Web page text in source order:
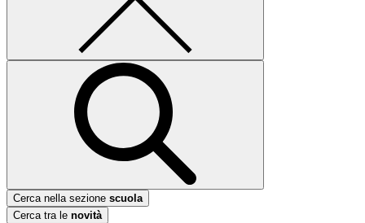
Cerca nella sezione scuola
Cerca tra le novità